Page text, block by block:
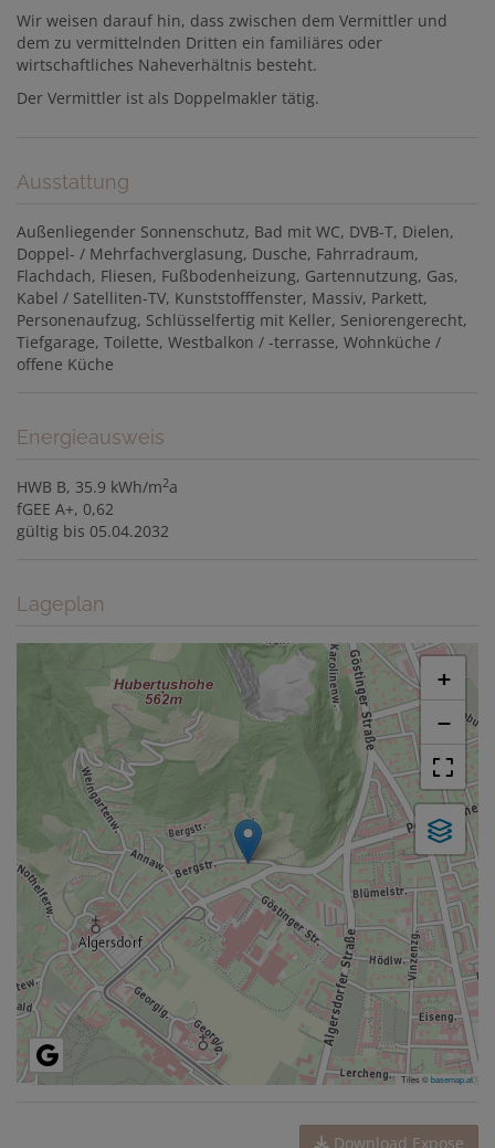
Wir weisen darauf hin, dass zwischen dem Vermittler und
dem zu vermittelnden Dritten ein familiäres oder
wirtschaftliches Naheverhältnis besteht.
Der Vermittler ist als Doppelmakler tätig.
Ausstattung
Außenliegender Sonnenschutz Bad mit WC DVB-T Dielen
Doppel- / Mehrfachverglasung Dusche Fahrradraum
Flachdach Fliesen Fußbodenheizung Gartennutzung Gas
Kabel / Satelliten-TV Kunststofffenster Massiv Parkett
Personenaufzug Schlüsselfertig mit Keller Seniorengerecht
Tiefgarage Toilette Westbalkon / -terrasse Wohnküche /
offene Küche
Energieausweis
HWB B, 35.9 kWh/m2a
fGEE A+, 0,62
gültig bis 05.04.2032
Lageplan
+
−
Tiles ©basemap.at
Download Expose